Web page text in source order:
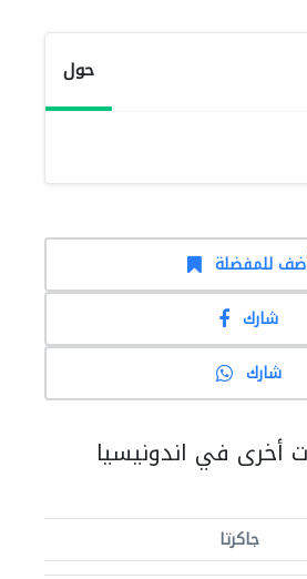
حول
للمفضلة
شارك
شارك
في اندونيسيا
جاكرتا